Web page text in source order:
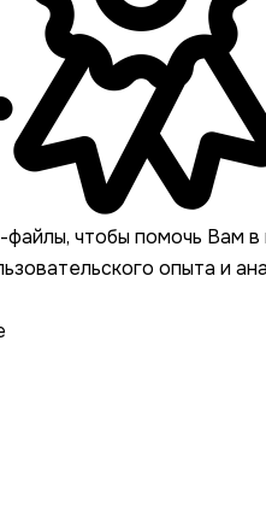
чтобы помочь Вам в
опыта и